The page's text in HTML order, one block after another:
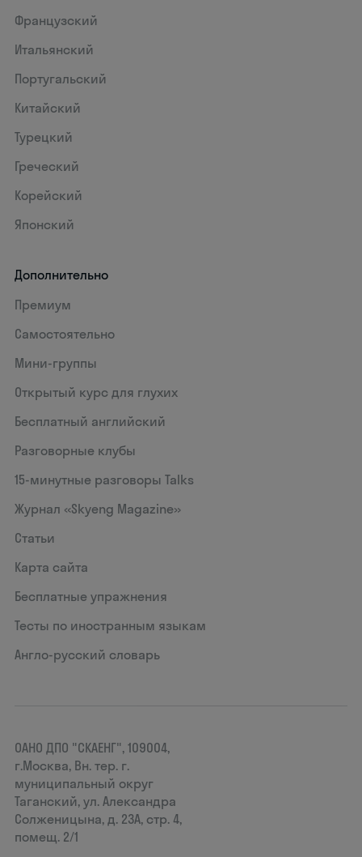
Французский
Итальянский
Португальский
Китайский
Турецкий
Греческий
Корейский
Японский
Дополнительно
Премиум
Самостоятельно
Мини-группы
Открытый курс для глухих
Бесплатный английский
Разговорные клубы
15‑минутные разговоры Talks
Журнал «Skyeng Magazine»
Статьи
Карта сайта
Бесплатные упражнения
Тесты по иностранным языкам
Англо-русский словарь
ОАНО ДПО "СКАЕНГ", 109004,
г.Москва, Вн. тер. г.
муниципальный округ
Таганский, ул. Александра
Солженицына, д. 23А, стр. 4,
помещ. 2/1